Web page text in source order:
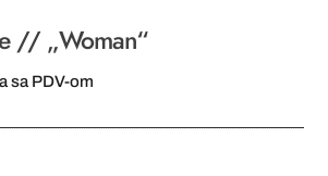
// „Woman“
sa PDV-om